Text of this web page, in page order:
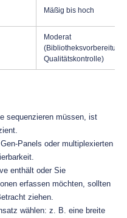
Mäßig bis hoch
Moderat
(Bibliotheksvorbereitung,
Qualitätskontrolle)
sequenzieren müssen, ist
Panels oder multiplexierten
enthält oder Sie
erfassen möchten, sollten
ziehen.
wählen: z. B. eine breite